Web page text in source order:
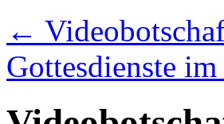
←
Gottesdienste